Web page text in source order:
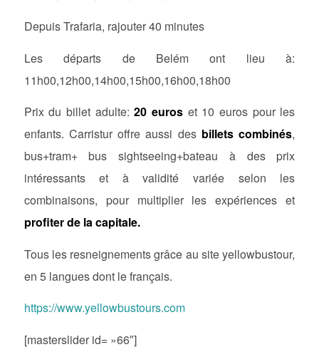
Depuis Trafaria, rajouter 40 minutes
Les départs de Belém ont lieu à:
11h00,12h00,14h00,15h00,16h00,18h00
Prix du billet adulte:20 euros et 10 euros pour les
enfants. Carristur offre aussi des billets combinés,
bus+tram+ bus sightseeing+bateau à des prix
intéressants et à validité variée selon les
combinaisons, pour multiplier les expériences et
profiter de la capitale.
Tous les resneignements grâce au site yellowbustour,
en 5 langues dont le français.
https://www.yellowbustours.com
[masterslider id= »66″]